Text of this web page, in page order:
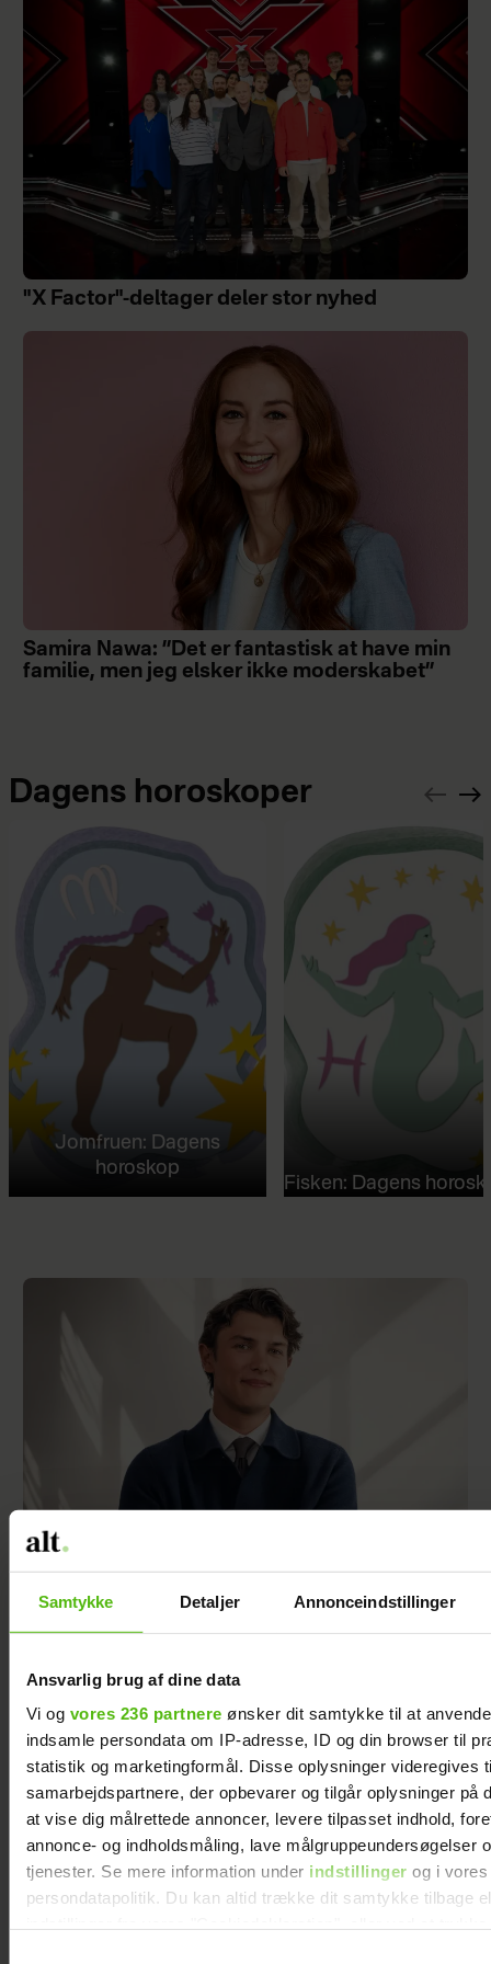
Samtykke Detaljer Annonceindstillinger
Ansvarlig brug af dine data
Vi og vores 236 partnere ønsker dit samtykke til at
indsamle persondata om IP-adresse, ID og din browser til
statistik og marketingformål. Disse oplysninger videregives
samarbejdspartnere, der opbevarer og tilgår oplysninger på
at vise dig målrettede annoncer, levere tilpasset indhold,
annonce- og indholdsmåling, lave målgruppeundersøgelser
tjenester. Se mere information under indstillinger og i vores
persondatapolitik. Du kan altid trække dit samtykke tilbage
"X Factor"-deltager deler stor nyhed
Samira Nawa: ”Det er fantastisk at have min
familie, men jeg elsker ikke moderskabet”
Dagens horoskoper
Jomfruen: Dagens
horoskop
Fisken: Dagens
Vil grev Nikolai lave mere tv? Nu svarer han